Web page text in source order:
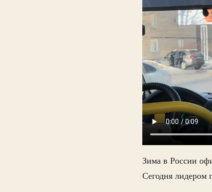
Зима в России
Сегодня лидером